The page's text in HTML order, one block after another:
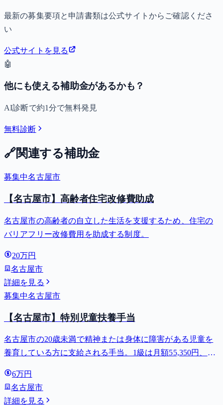
最新の募集要項と申請書類は公式サイトからご確認くださ
い
公式サイトを見る
🤖
他にも使える補助金があるかも？
AI診断で約1分で無料発見
無料診断
🔗関連する補助金
募集中名古屋市
【名古屋市】高齢者住宅改修費助成
名古屋市の高齢者の自立した生活を支援するため、住宅の
バリアフリー改修費用を助成する制度。
20万円
名古屋市
詳細を見る
募集中名古屋市
【名古屋市】特別児童扶養手当
名古屋市の20歳未満で精神または身体に障害がある児童を
養育している方に支給される手当。1級は月額55,350円、2
6万円
名古屋市
詳細を見る